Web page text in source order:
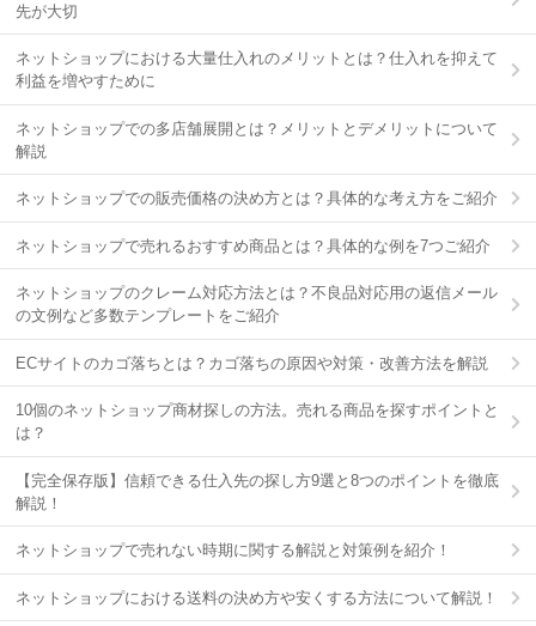
先が大切
ネットショップにおける大量仕入れのメリットとは？仕入れを抑えて
利益を増やすために
ネットショップでの多店舗展開とは？メリットとデメリットについて
解説
ネットショップでの販売価格の決め方とは？具体的な考え方をご紹介
ネットショップで売れるおすすめ商品とは？具体的な例を7つご紹介
ネットショップのクレーム対応方法とは？不良品対応用の返信メール
の文例など多数テンプレートをご紹介
ECサイトのカゴ落ちとは？カゴ落ちの原因や対策・改善方法を解説
10個のネットショップ商材探しの方法。売れる商品を探すポイントと
は？
【完全保存版】信頼できる仕入先の探し方9選と8つのポイントを徹底
解説！
ネットショップで売れない時期に関する解説と対策例を紹介！
ネットショップにおける送料の決め方や安くする方法について解説！